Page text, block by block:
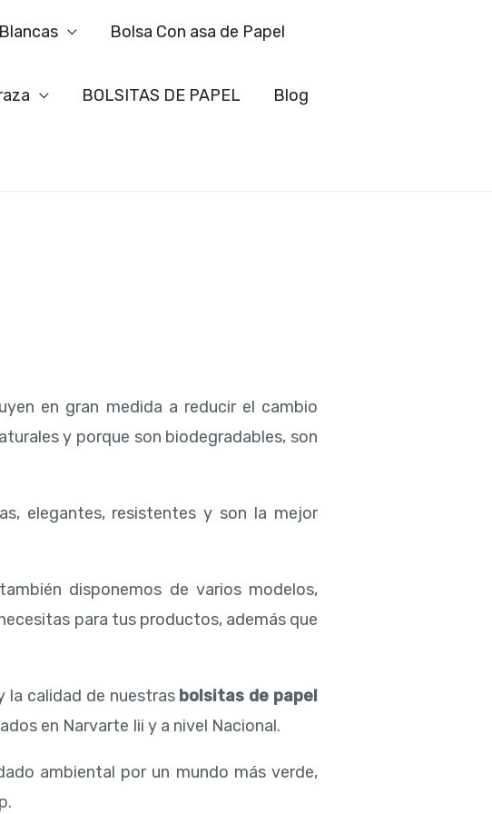
Bolsa Con asa de Papel
BOLSITAS DE PAPEL Blog
en gran medida a reducir el cambio
y porque son biodegradables, son
elegantes, resistentes y son la mejor
disponemos de varios modelos,
para tus productos, además que
la calidad de nuestras bolsitas de papel
en Narvarte Iii y a nivel Nacional.
ambiental por un mundo más verde,